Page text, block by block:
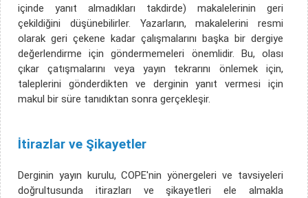
içinde yanıt almadıkları takdirde) makalelerinin geri
çekildiğini düşünebilirler. Yazarların, makalelerini resmi
olarak geri çekene kadar çalışmalarını başka bir dergiye
değerlendirme için göndermemeleri önemlidir. Bu, olası
çıkar çatışmalarını veya yayın tekrarını önlemek için,
taleplerini gönderdikten ve derginin yanıt vermesi için
makul bir süre tanıdıktan sonra gerçekleşir.
İtirazlar ve Şikayetler
Derginin yayın kurulu, COPE'nin yönergeleri ve tavsiyeleri
doğrultusunda itirazları ve şikayetleri ele almakla